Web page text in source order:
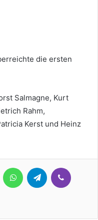
die ersten
Salmagne, Kurt
Rahm,
Kerst und Heinz
MessengerWhatsAppTelegram